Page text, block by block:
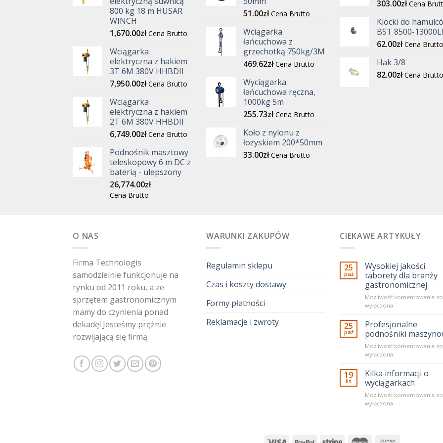
800 kg 18 m HUSAR
WINCH
1,670.00zł Cena Brutto
Wciągarka
elektryczna z hakiem
3T 6M 380V HHBDII
7,950.00zł Cena Brutto
Wciągarka
elektryczna z hakiem
2T 6M 380V HHBDII
6,749.00zł Cena Brutto
Podnośnik masztowy
teleskopowy 6 m DC z
baterią - ulepszony
26,774.00zł
Cena Brutto
51.00zł Cena Brutto
Wciągarka
łańcuchowa z
grzechotką 750kg/3M
469.62zł Cena Brutto
Wyciągarka
łańcuchowa ręczna,
1000kg 5m
255.73zł Cena Brutto
Koło z nylonu z
łożyskiem 200*50mm
33.00zł Cena Brutto
303.00zł Cena
Klocki do
BST 8500-
62.00zł Cena Brutto
Hak 3/8
82.00zł Cena Brutto
O NAS
Firma Technologis
samodzielnie funkcjonuje na
rynku od 2011 roku, a ze
sprzętem gastronomicznym
mamy do czynienia ponad
dekadę! Jesteśmy prężnie
rozwijającą się firmą.
WARUNKI ZAKUPÓW
Regulamin sklepu
Czas i koszty dostawy
Formy płatności
Reklamacje i zwroty
CIEKAWE ARTYKUŁY
25
paź
Wysokiej jakości
taborety dla branży
gastronomicznej
Możliwość komentowania
wyłączona
25
paź
Profesjonalne
podnośniki
Możliwość komentowania
wyłączona
19
lis
Kilka informacji o
wyciągarkach
Możliwość komentowania
wyłączona